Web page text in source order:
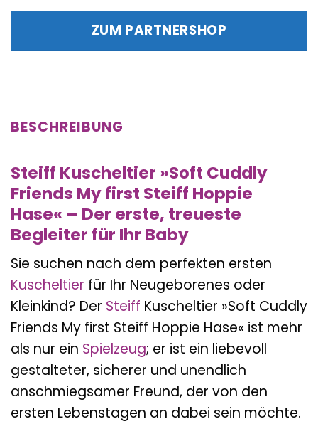
ZUM PARTNERSHOP
BESCHREIBUNG
Steiff Kuscheltier »Soft Cuddly
Friends My first Steiff Hoppie
Hase« – Der erste, treueste
Begleiter für Ihr Baby
Sie suchen nach dem perfekten ersten
Kuscheltier für Ihr Neugeborenes oder
Kleinkind? Der Steiff Kuscheltier »Soft Cuddly
Friends My first Steiff Hoppie Hase« ist mehr
als nur ein Spielzeug; er ist ein liebevoll
gestalteter, sicherer und unendlich
anschmiegsamer Freund, der von den
ersten Lebenstagen an dabei sein möchte.